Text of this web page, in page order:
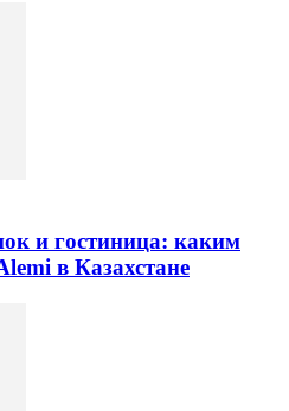
и гостиница: каким
в Казахстане